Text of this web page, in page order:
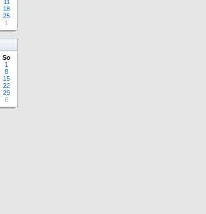
11
18
25
1
So
1
8
15
22
29
6